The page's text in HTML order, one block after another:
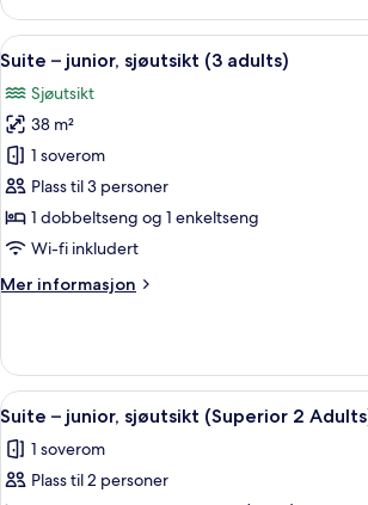
–
junior,
sjøutsikt
adults)
Åpne
alle
bildene
av
Suite
–
junior,
sjøutsikt
adults)
Safe på
6
Suite – junior, sjøutsikt (3 adults)
Sjøutsikt
38 m²
1 soverom
Plass til 3 personer
1 dobbeltseng og 1 enkeltseng
Wi-fi inkludert
Mer informasjon
Mer
–
junior,
sjøutsikt
adults)
Åpne
alle
bildene
av
Safe på
8
Suite – junior, sjøutsikt (Superior 2
1 soverom
Plass til 2 personer